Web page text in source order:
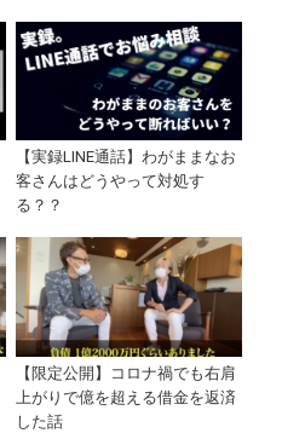
【実録LINE通話】わがままなお
客さんはどうやって対処す
る？？
【限定公開】コロナ禍でも右肩
上がりで億を超える借金を返済
した話